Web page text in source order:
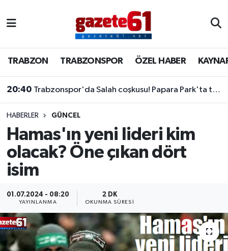
TRABZON TRABZONSPOR ÖZEL HABER
20:40 Trabzonspor'da Salah coşkusu! Papara Park'ta tarihi imza töreni
HABERLER GÜNCEL
Hamas'ın yeni lideri kim
olacak? Öne çıkan dört
isim
01.07.2024 - 08:20
YAYINLANMA
2 DK
OKUNMA SÜRESI
TRABZONSPOR
ÖZEL HABER
KAYNAR KAZAN
SİYASET
GÜNDEM
Trabzon Nöbetçi Eczaneler
Trabzon Hava Durumu
Trabzon Namaz Vakitleri
Trabzon Trafik Yoğunluk Haritası
Süper Lig Puan Durumu ve Fikstür
Tüm Manşetler
Son Dakika Haberleri
Haber Arşivi